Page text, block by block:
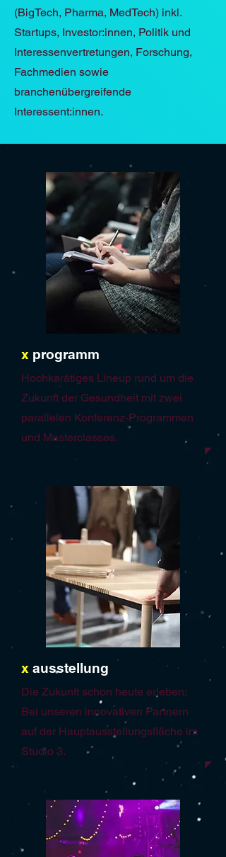
(BigTech, Pharma, MedTech) inkl.
Startups, Investor:innen, Politik und
Interessenvertretungen, Forschung,
Fachmedien sowie
branchenübergreifende
Interessent:innen.
x programm
Hochkarätiges Lineup rund um die
Zukunft der Gesundheit mit zwei
parallelen Konferenz-Programmen
und Masterclasses.
x ausstellung
Die Zukunft schon heute erleben:
Bei unseren innovativen Partnern
auf der Hauptausstellungsfläche im
Studio 3.